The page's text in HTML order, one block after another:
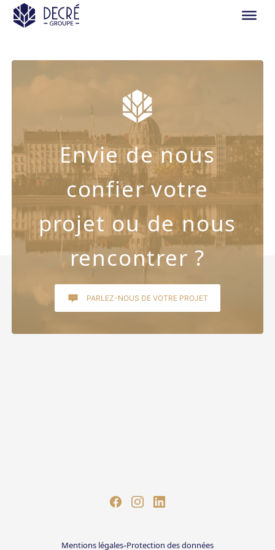
Envie de nous
confier votre
projet ou de nous
rencontrer ?
PARLEZ-NOUS DE VOTRE PROJET
Mentions légales-Protection des données